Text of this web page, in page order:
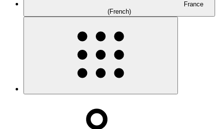
France
(French)